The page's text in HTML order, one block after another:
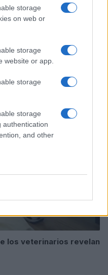
storage
on web or
storage
website or app.
storage
storage
authentication
and other
gatos: desde el
los veterinarios revelan